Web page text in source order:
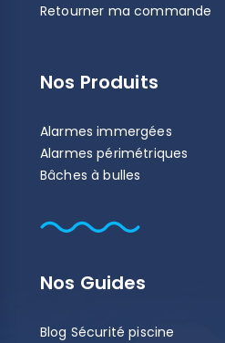
Retourner ma commande
Nos Produits
Alarmes immergées
Alarmes périmétriques
Bâches à bulles
Nos Guides
Blog Sécurité piscine